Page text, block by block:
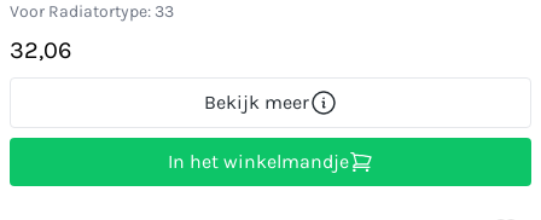
Voor Radiatortype: 33
32,06
Bekijk meer
In het winkelmandje